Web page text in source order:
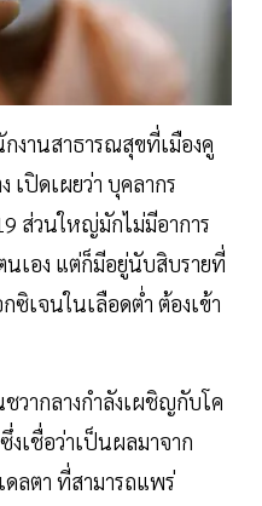
งานสาธารณสุขที่เมืองคู
เปิดเผยว่า บุคลากร
ส่วนใหญ่มักไม่มีอาการ
เอง แต่ก็มีอยู่นับสิบรายที่
เจนในเลือดต่ำ ต้องเข้า
ชวากลางกำลังเผชิญกับโค
เชื่อว่าเป็นผลมาจาก
ลตา ที่สามารถแพร่